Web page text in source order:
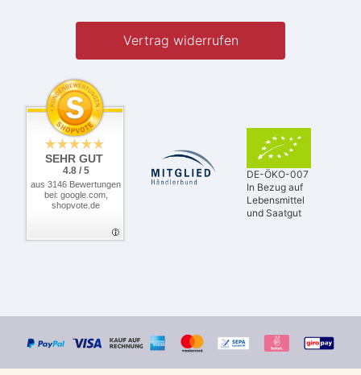
Vertrag widerrufen
SEHR GUT
4.8 / 5
aus 3146 Bewertungen
bei: google.com,
shopvote.de
DE-ÖKO-007
In Bezug auf
Lebensmittel
und Saatgut